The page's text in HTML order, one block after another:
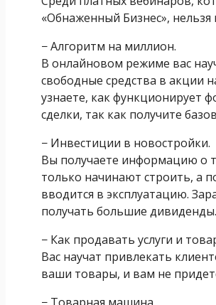
«Обнаженный Бизнес»,
− Алгоритм на миллион.
В онлайновом режиме вас
свободные средства в акции
узнаете, как функционирует
сделки, так как получите
− Инвестиции в новостройки.
Вы получаете информацию о
только начинают строить, а
вводится в эксплуатацию.
получать большие дивиденды.
− Как продавать услуги и
Вас научат привлекать
ваши товары, и вам не